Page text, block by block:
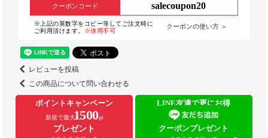
クーポンコード salecoupon20
※上記の英数字をコピー等してご注文時に
ご利用頂けます。
※併用不可
クーポンの使い方 ＞
レビューを投稿
この商品について問い合わせる
ポイントキャンペーン
新規で最大1500pt
プレゼント
LINE友達で更にお得
クーポンプレゼント